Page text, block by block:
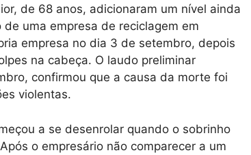
de 68 anos, adicionaram um nível ainda
uma empresa de reciclagem em
empresa no dia 3 de setembro, depois
na cabeça. O laudo preliminar
confirmou que a causa da morte foi
violentas.
a se desenrolar quando o sobrinho
o empresário não comparecer a um